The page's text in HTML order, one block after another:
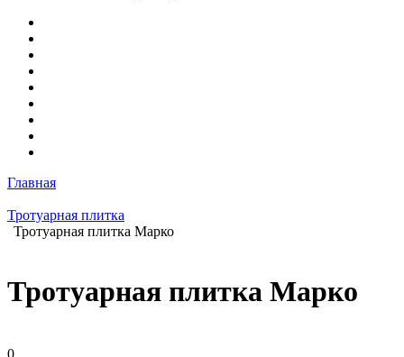
Главная
Тротуарная плитка
Тротуарная плитка Марко
Тротуарная плитка Марко
0